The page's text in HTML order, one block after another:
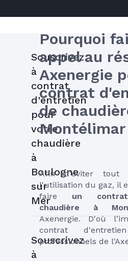
Pourquoi
appel au
Axenergie
contrat
de
Montélimar
Afin d'éviter tout
l'utilisation du gaz, il
faire un
chaudière à
Axenergie. D'où
contrat
professionnels de
Souscrivez
à
contrat
d'entretien
pour
votre
chaudière
à
Boulogne
sur
Mer
Souscrivez
à